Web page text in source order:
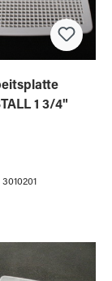
1 3/4"
3010201